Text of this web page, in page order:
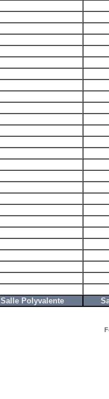
Salle Polyvalente